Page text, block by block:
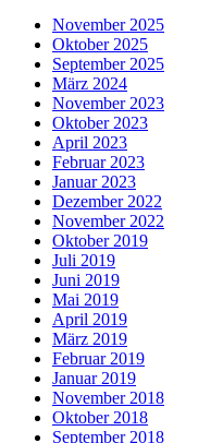
November 2025
Oktober 2025
September 2025
März 2024
November 2023
Oktober 2023
April 2023
Februar 2023
Januar 2023
Dezember 2022
November 2022
Oktober 2019
Juli 2019
Juni 2019
Mai 2019
April 2019
März 2019
Februar 2019
Januar 2019
November 2018
Oktober 2018
September 2018